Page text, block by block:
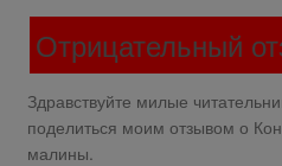
Отрицательный
Здравствуйте милые
поделиться моим отзывом о
малины.